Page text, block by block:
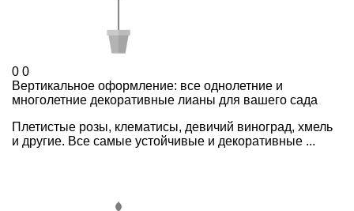
0 0
Вертикальное оформление: все однолетние и
многолетние декоративные лианы для вашего сада
Плетистые розы, клематисы, девичий виноград, хмель
и другие. Все самые устойчивые и декоративные ...